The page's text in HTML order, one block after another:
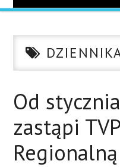
O STRONIE
Od
zastąpi TVP
Regionalną